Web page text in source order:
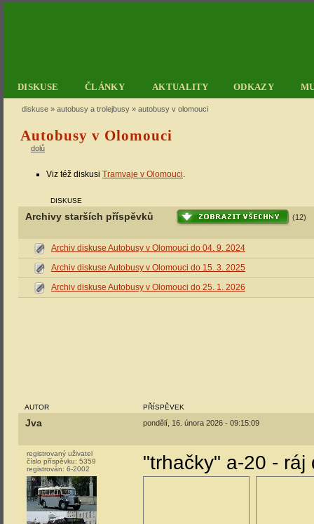
DISKUSE ČLÁNKY AKTUALITY ODKAZY
diskuse » autobusy a trolejbusy » autobusy v olomouci
Autobusy v Olomouci
dolů
Viz též diskusi Tramvaje v Olomouci.
DISKUSE
Archivy starších příspěvků (12)
Archiv diskuse Autobusy v Olomouci do 04. 9. 2024
Archiv diskuse Autobusy v Olomouci do 15. 3. 2025
Archiv diskuse Autobusy v Olomouci do 25. 1. 2026
AUTOR PŘÍSPĚVEK
Jva pondělí, 16. února 2026 - 09:15:09
registrovaný uživatel
číslo příspěvku: 5359
registrován: 6-2002 "trhačky" a-20 - ráj